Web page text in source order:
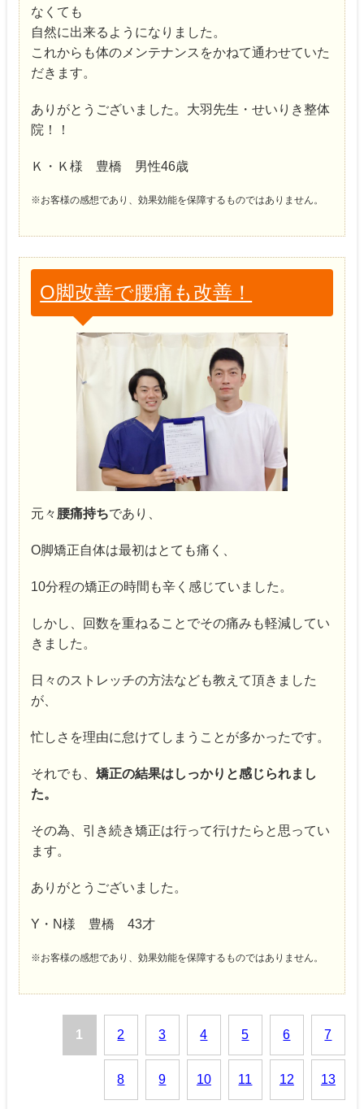
なくても
自然に出来るようになりました。
これからも体のメンテナンスをかねて通わせていた
だきます。
ありがとうございました。大羽先生・せいりき整体
院！！
Ｋ・Ｋ様 豊橋 男性46歳
※お客様の感想であり、効果効能を保障するものではありません。
О脚改善で腰痛も改善！
元々 腰痛持ちであり、
О脚矯正自体は最初はとても痛く、
10分程の矯正の時間も辛く感じていました。
しかし、回数を重ねることでその痛みも軽減してい
きました。
日々のストレッチの方法なども教えて頂きました
が、
忙しさを理由に怠けてしまうことが多かったです。
それでも、矯正の結果はしっかりと感じられまし
た。
その為、引き続き矯正は行って行けたらと思ってい
ます。
ありがとうございました。
Y・N様 豊橋 43才
※お客様の感想であり、効果効能を保障するものではありません。
1 2 3 4 5 6 7
8 9 10 11 12 13